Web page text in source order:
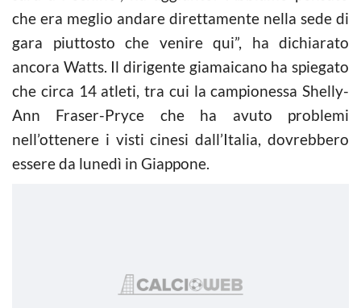
che era meglio andare direttamente nella sede di
gara piuttosto che venire qui”, ha dichiarato
ancora Watts. Il dirigente giamaicano ha spiegato
che circa 14 atleti, tra cui la campionessa Shelly-
Ann Fraser-Pryce che ha avuto problemi
nell’ottenere i visti cinesi dall’Italia, dovrebbero
essere da lunedì in Giappone.